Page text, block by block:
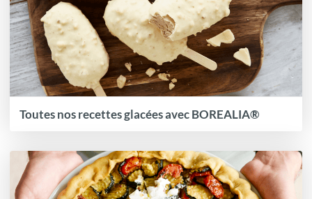
Toutes nos recettes glacées avec BOREALIA®